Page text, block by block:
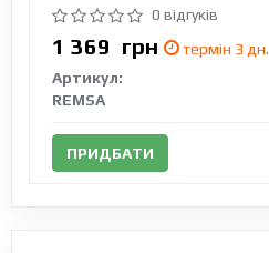
0 відгуків
1 369 грн
термін 3 дн.
Артикул:
REMSA
ПРИДБАТИ